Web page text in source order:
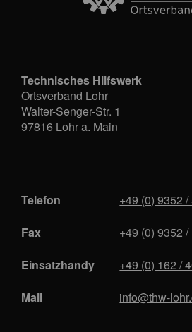
Technisches Hilfswerk
Ortsverband Lohr
Walter-Senger-Str. 1
97816 Lohr a. Main
Telefon
+49 (0) 9352
Fax
+49 (0) 9352
Einsatzhandy
+49 (0) 162 /
Mail
info@thw-